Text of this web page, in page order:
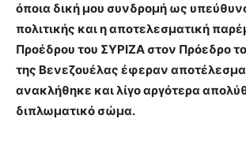
όποια δική μου συνδρομή ως
πολιτικής και η αποτελεσματική
Προέδρου του ΣΥΡΙΖΑ στον Πρόεδρο
της Βενεζουέλας έφεραν
ανακλήθηκε και λίγο αργότερα
διπλωματικό σώμα.